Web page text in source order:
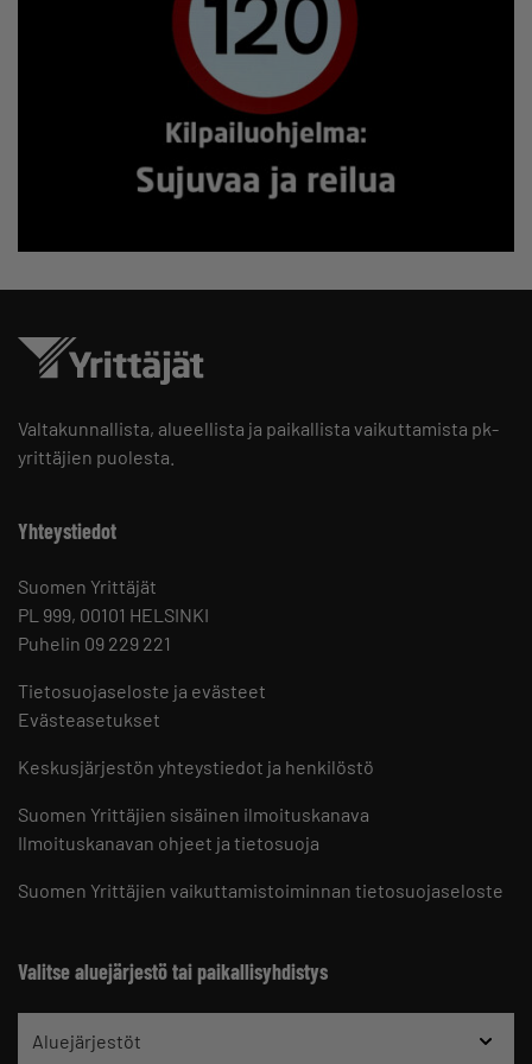
Valtakunnallista, alueellista ja paikallista vaikuttamista pk-
yrittäjien puolesta.
Yhteystiedot
Suomen Yrittäjät
PL 999, 00101 HELSINKI
Puhelin 09 229 221
Tietosuojaseloste ja evästeet
Evästeasetukset
Keskusjärjestön yhteystiedot ja henkilöstö
Suomen Yrittäjien sisäinen ilmoituskanava
Ilmoituskanavan ohjeet ja tietosuoja
Suomen Yrittäjien vaikuttamistoiminnan tietosuojaseloste
Valitse aluejärjestö tai paikallisyhdistys
Aluejärjestöt